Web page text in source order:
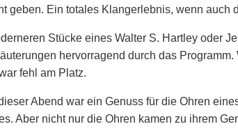
geben. Ein totales Klangerlebnis, wenn
Stücke eines Walter S. Hartley oder
hervorragend durch das
fehl am Platz.
Abend war ein Genuss für die Ohren
Aber nicht nur die Ohren kamen zu ihrem